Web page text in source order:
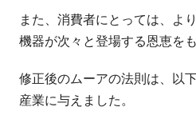
また、消費者にとっては、よ
機器が次々と登場する恩恵を
修正後のムーアの法則は、以
産業に与えました。